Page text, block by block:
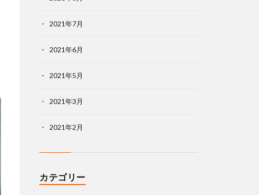
2021年7月
2021年6月
2021年5月
2021年3月
2021年2月
カテゴリー